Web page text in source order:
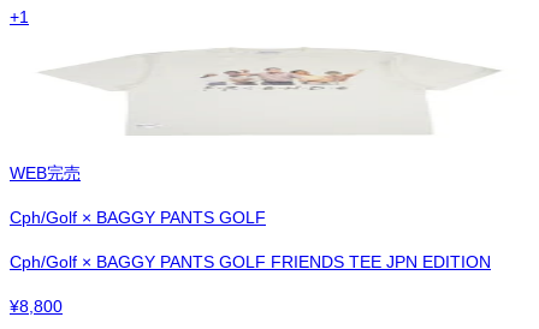
+1
WEB完売
Cph/Golf × BAGGY PANTS GOLF
Cph/Golf × BAGGY PANTS GOLF FRIENDS TEE JPN EDITION
¥8,800